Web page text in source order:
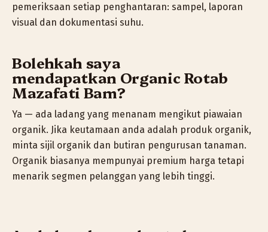
pemeriksaan setiap penghantaran: sampel, laporan
visual dan dokumentasi suhu.
Bolehkah saya
mendapatkan Organic Rotab
Mazafati Bam?
Ya — ada ladang yang menanam mengikut piawaian
organik. Jika keutamaan anda adalah produk organik,
minta sijil organik dan butiran pengurusan tanaman.
Organik biasanya mempunyai premium harga tetapi
menarik segmen pelanggan yang lebih tinggi.